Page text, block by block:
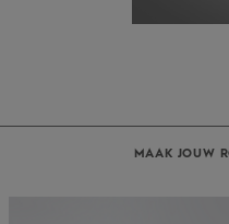
MAAK JOUW